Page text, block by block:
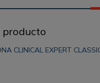
producto
CLINICAL EXPERT